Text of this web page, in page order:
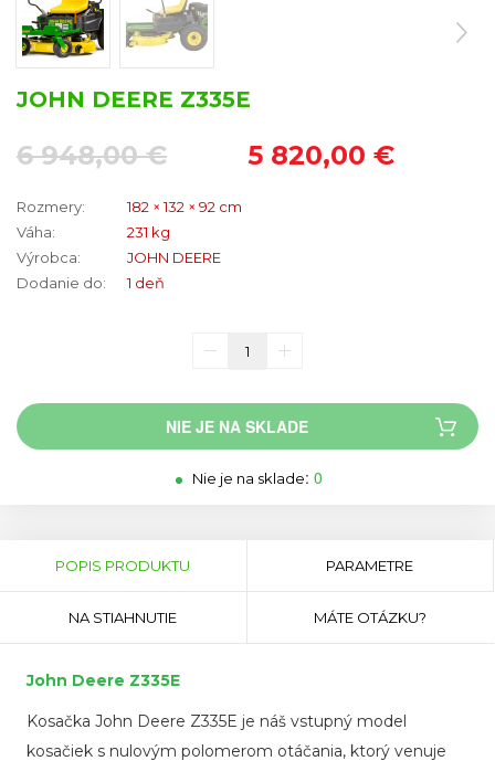
JOHN DEERE Z335E
6 948,00 € 5 820,00 €
Rozmery:
182 × 132 × 92 cm
Váha:
231 kg
Výrobca:
JOHN DEERE
Dodanie do:
1 deň
NIE JE NA SKLADE
Nie je na sklade: 0
POPIS PRODUKTU
(AKTÍVNA
PARAMETRE
NA STIAHNUTIE MÁTE OTÁZKU?
John Deere Z335E
Kosačka John Deere Z335E je náš vstupný model
kosačiek s nulovým polomerom otáčania, ktorý venuje